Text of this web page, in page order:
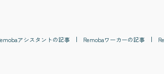
アシスタントの記事 Remobaワーカーの記事